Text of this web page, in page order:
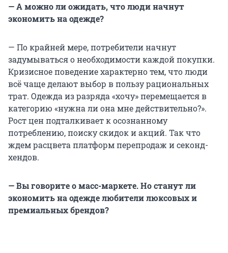
— А можно ли ожидать, что люди начнут
экономить на одежде?
— По крайней мере, потребители начнут
задумываться о необходимости каждой покупки.
Кризисное поведение характерно тем, что люди
всё чаще делают выбор в пользу рациональных
трат. Одежда из разряда «хочу» перемещается в
категорию «нужна ли она мне действительно?».
Рост цен подталкивает к осознанному
потреблению, поиску скидок и акций. Так что
ждем расцвета платформ перепродаж и секонд-
хендов.
— Вы говорите о масс-маркете. Но станут ли
экономить на одежде любители люксовых и
премиальных брендов?